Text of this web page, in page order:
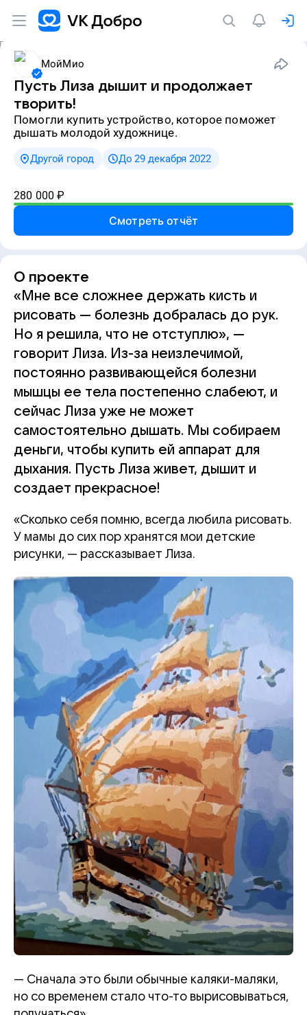
МойМио
Пусть Лиза дышит и продолжает
творить!
Помогли купить устройство, которое поможет
дышать молодой художнице.
Другой город До 29 декабря 2022
280 000 ₽
Смотреть отчёт
О проекте
«Мне все сложнее держать кисть и
рисовать — болезнь добралась до рук.
Но я решила, что не отступлю», —
говорит Лиза. Из-за неизлечимой,
постоянно развивающейся болезни
мышцы ее тела постепенно слабеют, и
сейчас Лиза уже не может
самостоятельно дышать. Мы собираем
деньги, чтобы купить ей аппарат для
дыхания. Пусть Лиза живет, дышит и
создает прекрасное!
«Сколько себя помню, всегда любила рисовать.
У мамы до сих пор хранятся мои детские
рисунки, — рассказывает Лиза.
— Сначала это были обычные каляки-маляки,
но со временем стало что-то вырисовываться,